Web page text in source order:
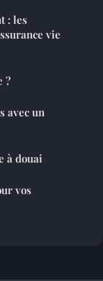
: les
vie
?
avec un
à douai
vos